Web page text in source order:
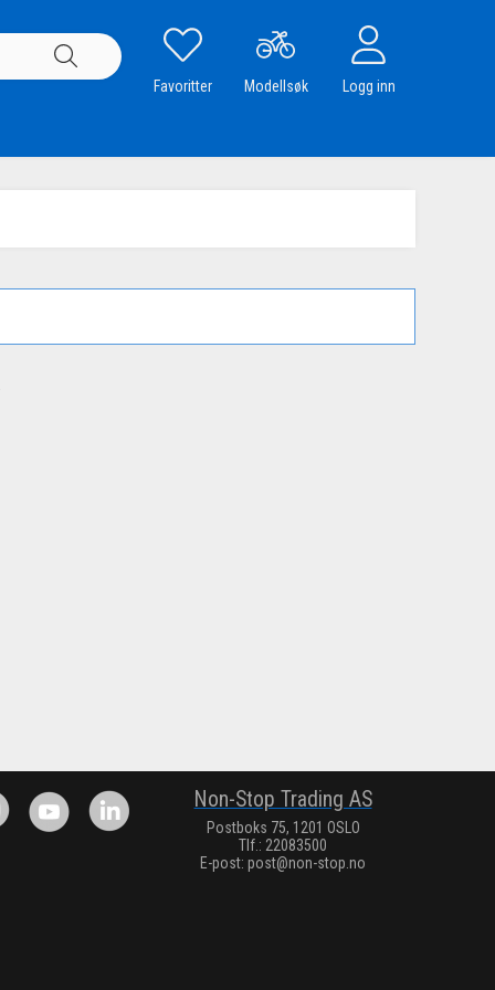
Favoritter Modellsøk Logg inn
Non-Stop Trading AS
Postboks 75, 1201 OSLO
Tlf.: 22083500
E-post: post@non-stop.no